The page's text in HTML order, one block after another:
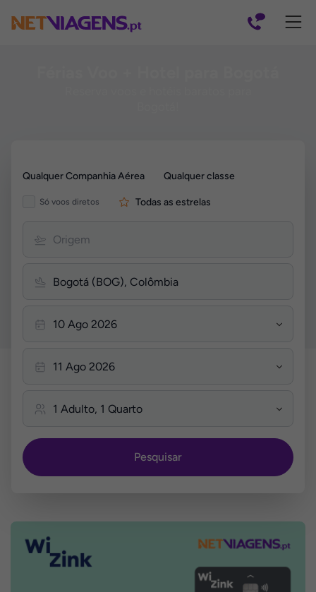
por
Voos
Qualquer Companhia Aérea Qualquer classe
Só voos diretos Todas as estrelas
Pesquisar